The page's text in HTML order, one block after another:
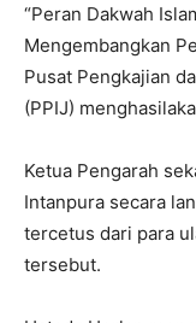
“Peran Dakwah
Mengembangkan
Pusat Pengkajian
(PPIJ)
Ketua Pengarah
Intanpura secara
tercetus dari para
tersebut.